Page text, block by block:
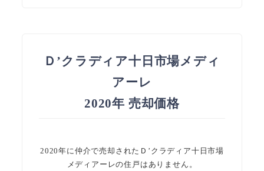
Ｄ’クラディア十日市場メディ
アーレ
2020年 売却価格
2020年に仲介で売却されたＤ’クラディア十日市場
メディアーレの住戸はありません。